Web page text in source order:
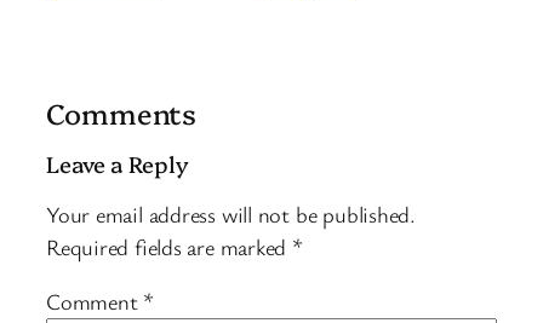
Comments
Leave a Reply
Your email address will not be published.
Required fields are marked *
Comment *